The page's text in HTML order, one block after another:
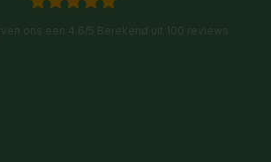
ons een 4.6/5 Berekend uit 100 reviews.